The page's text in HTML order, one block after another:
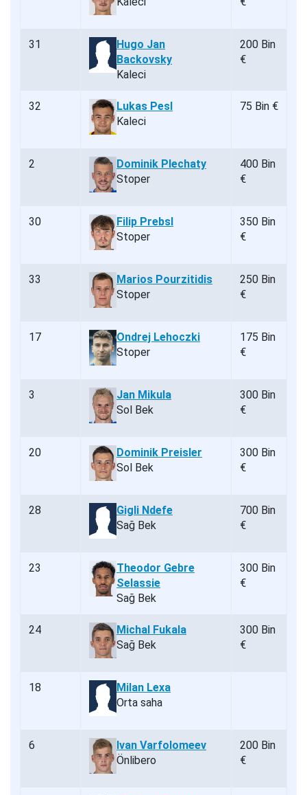
31
Hugo Jan
Backovsky
Kaleci
200 Bin
€
32
Lukas Pesl
Kaleci
75 Bin €
2
Dominik Plechaty
Stoper
400 Bin
€
30
Filip Prebsl
Stoper
350 Bin
€
33
Marios Pourzitidis
Stoper
250 Bin
€
17
Ondrej Lehoczki
Stoper
175 Bin
€
3
Jan Mikula
Sol Bek
300 Bin
€
20
Dominik Preisler
Sol Bek
300 Bin
€
28
Gigli Ndefe
Sağ Bek
700 Bin
€
23
Theodor Gebre
Selassie
Sağ Bek
300 Bin
€
24
Michal Fukala
Sağ Bek
300 Bin
€
18
Milan Lexa
Orta saha
6
Ivan Varfolomeev
Önlibero
200 Bin
€